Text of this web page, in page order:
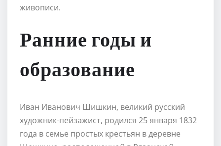
живописи.
Ранние годы и
образование
Иван Иванович Шишкин, великий русский
художник-пейзажист, родился 25 января 1832
года в семье простых крестьян в деревне